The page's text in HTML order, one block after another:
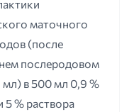
маточного
(после
послеродовом
мл) в 500 мл 0,9 %
5 % раствора